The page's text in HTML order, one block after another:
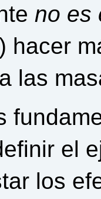
no es
hacer
a las
el
los